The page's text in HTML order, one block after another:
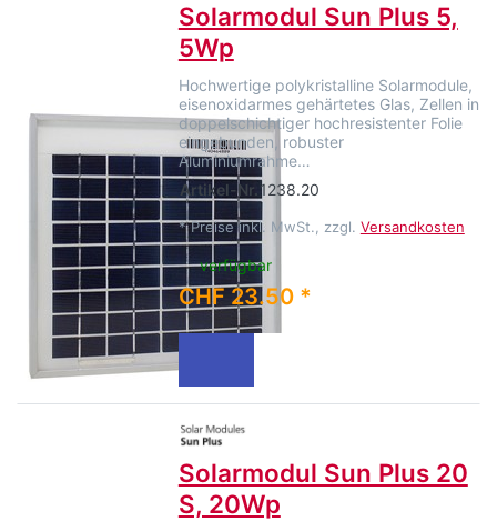
Solarmodul Sun Plus 5,
5Wp
Hochwertige polykristalline Solarmodule,
eisenoxidarmes gehärtetes Glas, Zellen in
doppelschichtiger hochresistenter Folie
eingebunden, robuster
Aluminiumrahme…
Artikel-Nr.1238.20
* Preise inkl. MwSt., zzgl. Versandkosten
verfügbar
CHF 23.50 *
Solarmodul Sun Plus 20
S, 20Wp